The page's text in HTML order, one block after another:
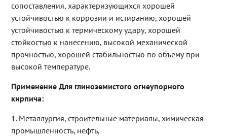
сопоставления, характеризующихся хорошей
устойчивостью к коррозии и истиранию, хорошей
устойчивостью к термическому удару, хорошей
стойкостью к нанесению, высокой механической
прочностью, хорошей стабильностью по объему при
высокой температуре.
Применение Для глиноземистого огнеупорного
кирпича:
1. Металлургия, строительные материалы, химическая
промышленность, нефть,